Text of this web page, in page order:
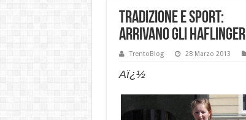
TRADIZIONE E SPORT:
arrivano gli Haflinger
TrentoBlog 28 Marzo 2013
Aï¿½